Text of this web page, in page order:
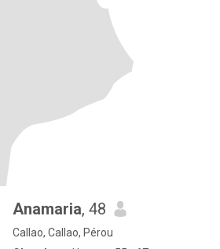
Anamaria, 48
Callao, Callao, Pérou